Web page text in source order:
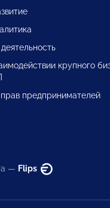
крупного
предпринимателей
— Flips